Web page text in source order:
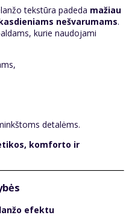
tekstūra padeda mažiau
nešvarumams.
kurie naudojami
detalėms.
komforto ir
efektu